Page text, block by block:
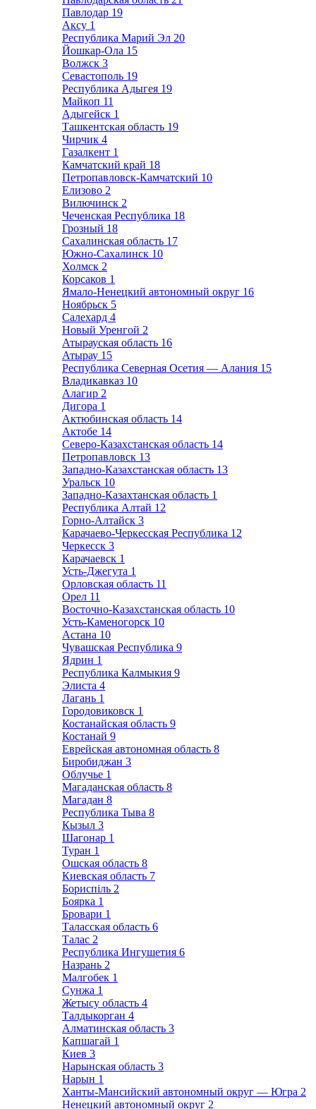
Павлодар 19
Аксу 1
Республика Марий Эл 20
Йошкар-Ола 15
Волжск 3
Севастополь 19
Республика Адыгея 19
Майкоп 11
Адыгейск 1
Ташкентская область 19
Чирчик 4
Газалкент 1
Камчатский край 18
Петропавловск-Камчатский 10
Елизово 2
Вилючинск 2
Чеченская Республика 18
Грозный 18
Сахалинская область 17
Южно-Сахалинск 10
Холмск 2
Корсаков 1
Ямало-Ненецкий автономный округ 16
Ноябрьск 5
Салехард 4
Новый Уренгой 2
Атырауская область 16
Атырау 15
Республика Северная Осетия — Алания 15
Владикавказ 10
Алагир 2
Дигора 1
Актюбинская область 14
Актобе 14
Северо-Казахстанская область 14
Петропавловск 13
Западно-Казахстанская область 13
Уральск 10
Западно-Казахтанская область 1
Республика Алтай 12
Горно-Алтайск 3
Карачаево-Черкесская Республика 12
Черкесск 3
Карачаевск 1
Усть-Джегута 1
Орловская область 11
Орел 11
Восточно-Казахстанская область 10
Усть-Каменогорск 10
Астана 10
Чувашская Республика 9
Ядрин 1
Республика Калмыкия 9
Элиста 4
Лагань 1
Городовиковск 1
Костанайская область 9
Костанай 9
Еврейская автономная область 8
Биробиджан 3
Облучье 1
Магаданская область 8
Магадан 8
Республика Тыва 8
Кызыл 3
Шагонар 1
Туран 1
Ошская область 8
Киевская область 7
Бориспіль 2
Боярка 1
Бровари 1
Таласская область 6
Талас 2
Республика Ингушетия 6
Назрань 2
Малгобек 1
Сунжа 1
Жетысу область 4
Талдыкорган 4
Алматинская область 3
Капшагай 1
Киев 3
Нарынская область 3
Нарын 1
Ханты-Мансийский автономный округ — Югра 2
Ненецкий автономный округ 2